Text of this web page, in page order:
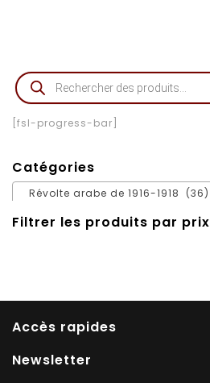
[fsl-progress-bar]
Catégories
Révolte arabe de 1916-1918 (36)
Filtrer les produits par prix
Accès rapides
Newsletter